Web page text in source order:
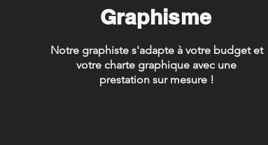
Graphisme
Notre graphiste s'adapte à votre budget et
votre charte graphique avec une
prestation sur mesure !